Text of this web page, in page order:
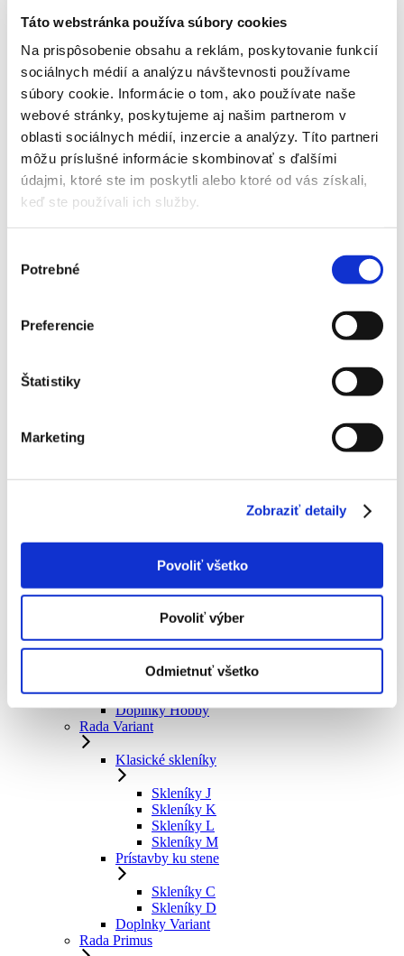
Táto webstránka používa súbory cookies
Na prispôsobenie obsahu a reklám, poskytovanie funkcií
sociálnych médií a analýzu návštevnosti používame
súbory cookie. Informácie o tom, ako používate naše
webové stránky, poskytujeme aj našim partnerom v
oblasti sociálnych médií, inzercie a analýzy. Títo partneri
môžu príslušné informácie skombinovať s ďalšími
údajmi, ktoré ste im poskytli alebo ktoré od vás získali,
keď ste používali ich služby.
súhlasu
Potrebné
Preferencie
Štatistiky
Marketing
Zobraziť detaily
Povoliť všetko
Povoliť výber
Odmietnuť všetko
Minerálne
Ostatné
Prírodné
Granulované
Kvapalné
Trávnikové
Ostatné
Prípravky proti škodcom
Dekorácie
Kvetináče
Prírodné kvetináče
Corten kvetináče
Živé rastliny
Okrasné dreviny
Ovocné stromy
Pílky a sekery
Násady
Rada Hobby
Skleníky H-6
Skleníky H-7
Doplnky Hobby
Rada Variant
Klasické skleníky
Skleníky J
Skleníky K
Skleníky L
Skleníky M
Prístavby ku stene
Skleníky C
Skleníky D
Doplnky Variant
Rada Primus